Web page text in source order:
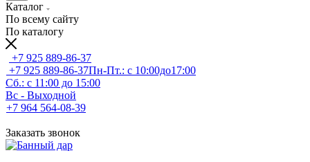
Каталог
По всему сайту
По каталогу
+7 925 889-86-37
+7 925 889-86-37Пн-Пт.: с 10:00до17:00
Сб.: с 11:00 до 15:00
Вс - Выходной
+7 964 564-08-39
Заказать звонок